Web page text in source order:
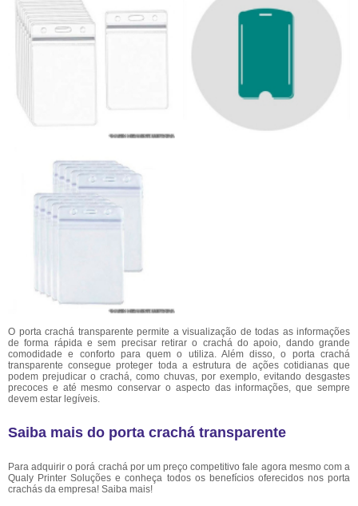
O porta crachá transparente permite a visualização de todas as informações
de forma rápida e sem precisar retirar o crachá do apoio, dando grande
comodidade e conforto para quem o utiliza. Além disso, o porta crachá
transparente consegue proteger toda a estrutura de ações cotidianas que
podem prejudicar o crachá, como chuvas, por exemplo, evitando desgastes
precoces e até mesmo conservar o aspecto das informações, que sempre
devem estar legíveis.
Saiba mais do porta crachá transparente
Para adquirir o porá crachá por um preço competitivo fale agora mesmo com a
Qualy Printer Soluções e conheça todos os benefícios oferecidos nos porta
crachás da empresa! Saiba mais!